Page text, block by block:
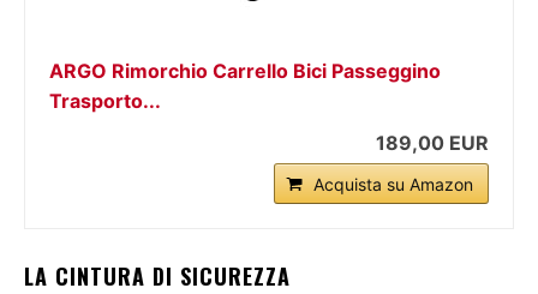
ARGO Rimorchio Carrello Bici Passeggino
Trasporto...
189,00 EUR
Acquista su Amazon
LA CINTURA DI SICUREZZA